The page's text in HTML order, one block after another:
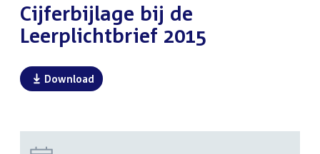
:Cijferbijlage bij de
Leerplichtbrief 2015
Download